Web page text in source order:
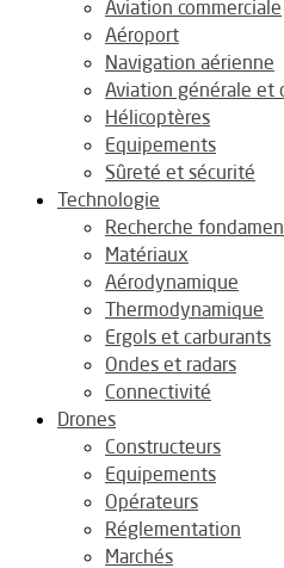
Aviation commerciale
Aéroport
Navigation aérienne
Aviation générale et
Hélicoptères
Equipements
Sûreté et sécurité
Technologie
Recherche
Matériaux
Aérodynamique
Thermodynamique
Ergols et carburants
Ondes et radars
Connectivité
Drones
Constructeurs
Equipements
Opérateurs
Réglementation
Marchés